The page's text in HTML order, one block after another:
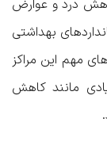
درد و عوارض
بهداشتی
مهم این مراکز
مانند کاهش